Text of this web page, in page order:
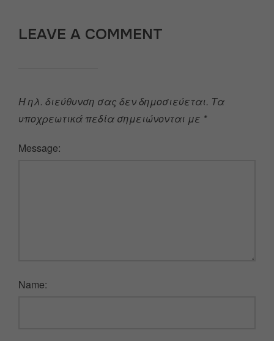
LEAVE A COMMENT
Η ηλ. διεύθυνση σας δεν δημοσιεύεται. Τα
υποχρεωτικά πεδία σημειώνονται με *
Message:
Name: